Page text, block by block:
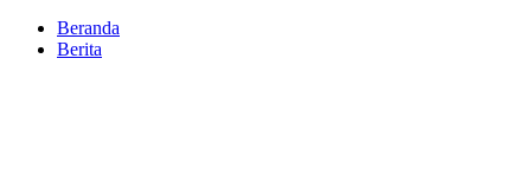
Beranda
Berita